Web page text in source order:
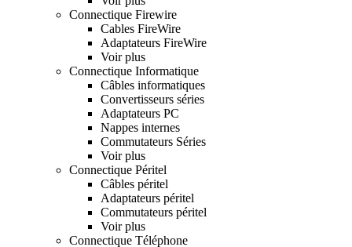
Connectique Firewire
Cables FireWire
Adaptateurs FireWire
Voir plus
Connectique Informatique
Câbles informatiques
Convertisseurs séries
Adaptateurs PC
Nappes internes
Commutateurs Séries
Voir plus
Connectique Péritel
Câbles péritel
Adaptateurs péritel
Commutateurs péritel
Voir plus
Connectique Téléphone